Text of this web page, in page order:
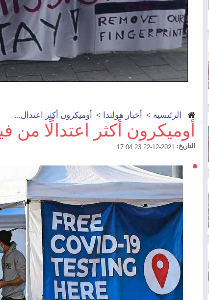
الرئيسية > أخبار هولندا > أوميكرون أكثر اعتدال...
أوميكرون أكثر اعتدالًا من
التاريخ: